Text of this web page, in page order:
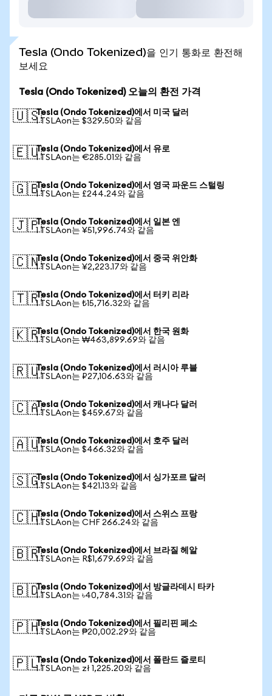
Tesla (Ondo Tokenized)을 인기 통화로 환전해
보세요
Tesla (Ondo Tokenized) 오늘의 환전 가격
🇺🇸Tesla (Ondo Tokenized)에서 미국 달러
1 TSLAon는 $329.50와 같음
🇪🇺Tesla (Ondo Tokenized)에서 유로
1 TSLAon는 €285.01와 같음
🇬🇧Tesla (Ondo Tokenized)에서 영국 파운드 스털링
1 TSLAon는 £244.24와 같음
🇯🇵Tesla (Ondo Tokenized)에서 일본 엔
1 TSLAon는 ¥51,996.74와 같음
🇨🇳Tesla (Ondo Tokenized)에서 중국 위안화
1 TSLAon는 ¥2,223.17와 같음
🇹🇷Tesla (Ondo Tokenized)에서 터키 리라
1 TSLAon는 ₺15,716.32와 같음
🇰🇷Tesla (Ondo Tokenized)에서 한국 원화
1 TSLAon는 ₩463,899.69와 같음
🇷🇺Tesla (Ondo Tokenized)에서 러시아 루블
1 TSLAon는 ₽27,106.63와 같음
🇨🇦Tesla (Ondo Tokenized)에서 캐나다 달러
1 TSLAon는 $459.67와 같음
🇦🇺Tesla (Ondo Tokenized)에서 호주 달러
1 TSLAon는 $466.32와 같음
🇸🇬Tesla (Ondo Tokenized)에서 싱가포르 달러
1 TSLAon는 $421.13와 같음
🇨🇭Tesla (Ondo Tokenized)에서 스위스 프랑
1 TSLAon는 CHF 266.24와 같음
🇧🇷Tesla (Ondo Tokenized)에서 브라질 헤알
1 TSLAon는 R$1,679.69와 같음
🇧🇩Tesla (Ondo Tokenized)에서 방글라데시 타카
1 TSLAon는 ৳40,784.31와 같음
🇵🇭Tesla (Ondo Tokenized)에서 필리핀 페소
1 TSLAon는 ₱20,002.29와 같음
🇵🇱Tesla (Ondo Tokenized)에서 폴란드 즐로티
1 TSLAon는 zł 1,225.20와 같음